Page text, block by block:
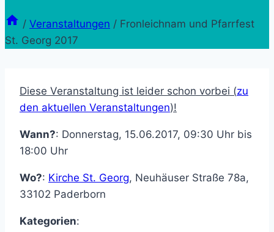
/ Veranstaltungen / Fronleichnam und Pfarrfest
St. Georg 2017
Diese Veranstaltung ist leider schon vorbei (zu
den aktuellen Veranstaltungen)!
Wann?: Donnerstag, 15.06.2017, 09:30 Uhr bis
18:00 Uhr
Wo?: Kirche St. Georg, Neuhäuser Straße 78a,
33102 Paderborn
Kategorien: